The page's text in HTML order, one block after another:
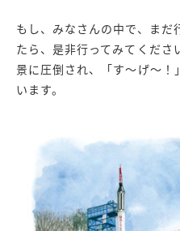
もし、みなさんの中で、まだ
たら、是非行ってみてくださ
景に圧倒され、「す～げ～！
います。